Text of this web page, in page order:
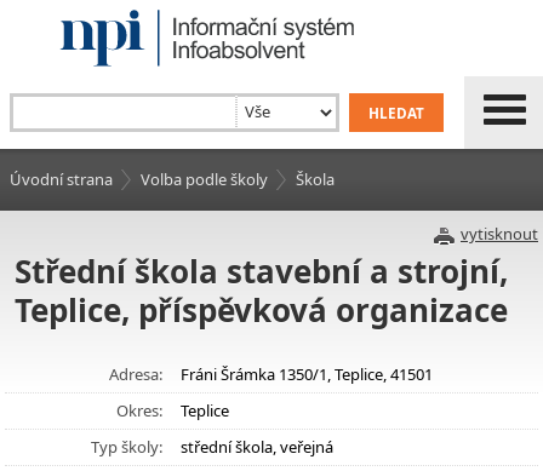
Úvodní strana Volba podle školy Škola
vytisknout
Střední škola stavební a strojní,
Teplice, příspěvková organizace
Adresa:
Fráni Šrámka 1350/1, Teplice, 41501
Okres:
Teplice
Typ školy:
střední škola, veřejná